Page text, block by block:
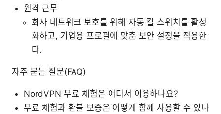
원격 근무
회사 네트워크 보호를 위해 자동 킬 스위치를 활성
화하고, 기업용 프로필에 맞춘 보안 설정을 적용한
다.
자주 묻는 질문(FAQ)
NordVPN 무료 체험은 어디서 이용하나요?
무료 체험과 환불 보증은 어떻게 함께 사용할 수 있나